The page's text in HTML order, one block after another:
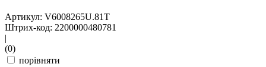
Артикул: V6008265U.81T
Штрих-код: 2200000480781
|
(0)
порівняти